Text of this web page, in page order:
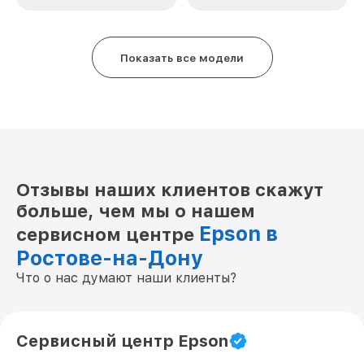
Показать все модели
Отзывы наших клиентов скажут
больше, чем мы о нашем
сервисном центре Epson в
Ростове-на-Дону
Что о нас думают наши клиенты?
Сервисный центр Epson